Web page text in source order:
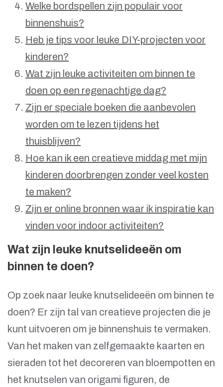
Welke bordspellen zijn populair voor
binnenshuis?
Heb je tips voor leuke DIY-projecten voor
kinderen?
Wat zijn leuke activiteiten om binnen te
doen op een regenachtige dag?
Zijn er speciale boeken die aanbevolen
worden om te lezen tijdens het
thuisblijven?
Hoe kan ik een creatieve middag met mijn
kinderen doorbrengen zonder veel kosten
te maken?
Zijn er online bronnen waar ik inspiratie kan
vinden voor indoor activiteiten?
Wat zijn leuke knutselideeën om
binnen te doen?
Op zoek naar leuke knutselideeën om binnen te
doen? Er zijn tal van creatieve projecten die je
kunt uitvoeren om je binnenshuis te vermaken.
Van het maken van zelfgemaakte kaarten en
sieraden tot het decoreren van bloempotten en
het knutselen van origami figuren, de